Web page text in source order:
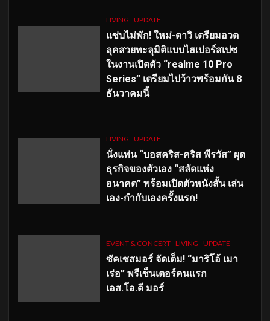
LIVING UPDATE
แซ่บไม่พัก! ใหม่-ดาวิ เตรียมอวด
ลุคสวยทะลุมิติแบบไฮเปอร์สเปซ
ในงานเปิดตัว “realme 10 Pro
Series” เตรียมไปว้าวพร้อมกัน 8
ธันวาคมนี้
LIVING UPDATE
นั่งแท่น “บอสคริส-คริส พีรวัส” ผุด
ธุรกิจของตัวเอง “สลัดแห่ง
อนาคต” พร้อมเปิดตัวหนังสั้น เล่น
เอง-กำกับเองครั้งแรก!
EVENT & CONCERT LIVING UPDATE
ซัคเซสมอร์ จัดเต็ม! “มาริโอ้ เมา
เร่อ” พรีเซ็นเตอร์คนแรก
เอส.โอ.ดี มอร์